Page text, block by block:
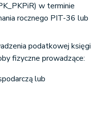
w terminie
rocznego PIT-36 lub
podatkowej księgi
fizyczne prowadzące:
lub